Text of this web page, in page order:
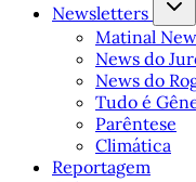
Newsletters
Matinal
News do
News do
Tudo é
Parêntese
Climática
Reportagem